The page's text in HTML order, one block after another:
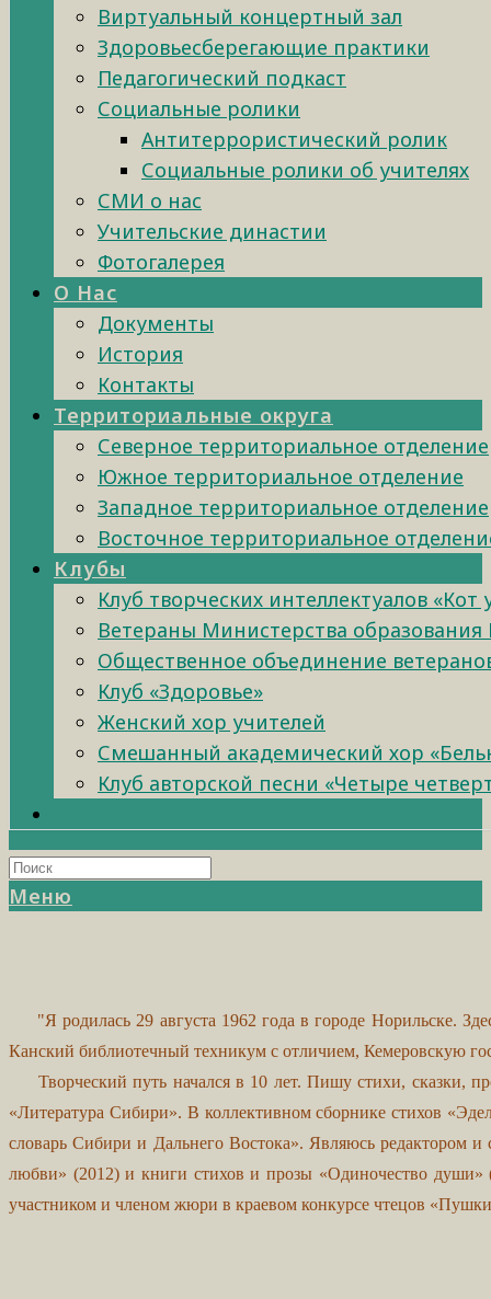
Виртуальный концертный зал
Здоровьесберегающие практики
Педагогический подкаст
Социальные ролики
Антитеррористический ролик
Социальные ролики об учителях
СМИ о нас
Учительские династии
Фотогалерея
О Нас
Документы
История
Контакты
Территориальные округа
Северное территориальное отделение
Южное территориальное отделение
Западное территориальное отделение
Восточное территориальное
Клубы
Клуб творческих интеллектуалов «Кот
Ветераны Министерства образования
Общественное объединение
Клуб «Здоровье»
Женский хор учителей
Смешанный академический хор
Клуб авторской песни «Четыре
Меню
"Я родилась 29 августа 1962 года в городе Норильске.
Канский библиотечный техникум с отличием, Кемеровскую
Творческий путь начался в 10 лет. Пишу стихи, сказки,
«Литература Сибири». В коллективном сборнике стихов
словарь Сибири и Дальнего Востока». Являюсь редактором
любви» (2012) и книги стихов и прозы «Одиночество души»
участником и членом жюри в краевом конкурсе чтецов